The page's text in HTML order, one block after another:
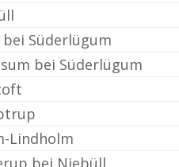
bei Süderlügum
bei Süderlügum
Lindholm
bei Niebüll